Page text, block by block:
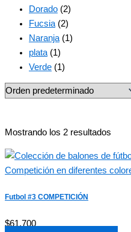
Dorado (2)
Fucsia (2)
Naranja (1)
plata (1)
Verde (1)
Mostrando los 2 resultados
Futbol #3 COMPETICIÓN
$61,700